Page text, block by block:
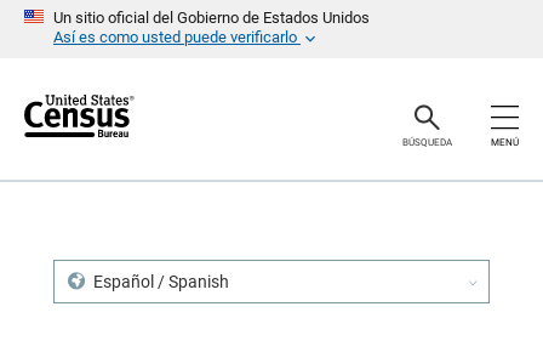
Un sitio oficial del Gobierno de Estados Unidos
Así es como usted puede verificarlo
a
BÚSQUEDA MENÚ
Español / Spanish
e